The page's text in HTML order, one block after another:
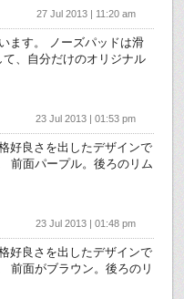
27 Jul 2013 | 11:20 am
ます。 ノーズパッドは滑
、自分だけのオリジナル
23 Jul 2013 | 01:53 pm
好良さを出したデザインで
前面パープル。後ろのリム
23 Jul 2013 | 01:48 pm
好良さを出したデザインで
前面がブラウン。後ろのリ